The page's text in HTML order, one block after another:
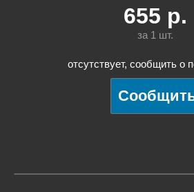
655 р.
за 1 шт.
отсутствует, сообщить о